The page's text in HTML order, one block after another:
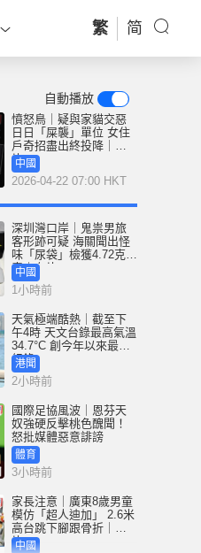
繁 简
自動播放
憤怒鳥｜疑與家貓交惡
日日「屎襲」單位 女住
戶奇招盡出終投降｜有
片中國
2026-04-22 07:00 HKT
深圳灣口岸｜鬼祟男旅
客形跡可疑 海關聞出怪
味「尿袋」檢獲4.72克冰
毒｜有片
中國
1小時前
天氣極端酷熱｜截至下
午4時 天文台錄最高氣溫
34.7°C 創今年以來最高
紀錄
港聞
2小時前
國際足協風波｜恩芬天
奴強硬反擊桃色醜聞！
怒批媒體惡意誹謗
體育
3小時前
家長注意｜廣東8歲男童
模仿「超人迪加」 2.6米
高台跳下腳跟骨折｜有
片
中國